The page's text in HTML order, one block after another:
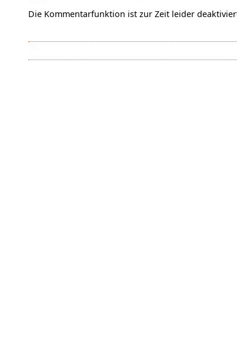
Die Kommentarfunktion ist zur Zeit leider